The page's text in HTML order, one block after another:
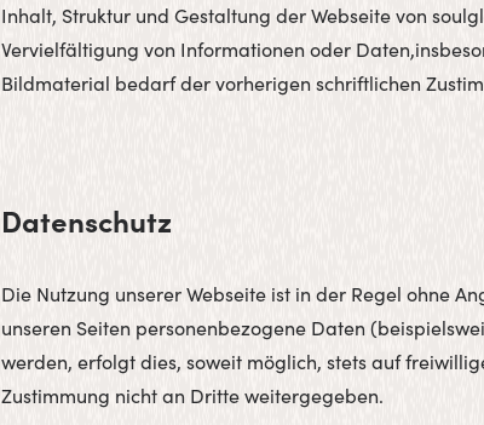
Inhalt, Struktur und Gestaltung der Webseite von
Vervielfältigung von Informationen oder
Bildmaterial bedarf der vorherigen schriftlichen
Datenschutz
Die Nutzung unserer Webseite ist in der Regel ohne
unseren Seiten personenbezogene Daten
werden, erfolgt dies, soweit möglich, stets auf
Zustimmung nicht an Dritte weitergegeben.